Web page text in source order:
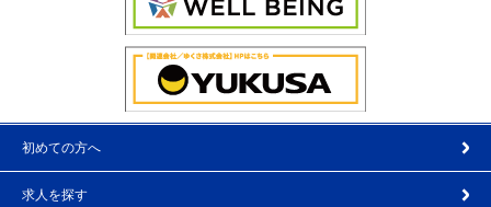
初めての方へ
求人を探す